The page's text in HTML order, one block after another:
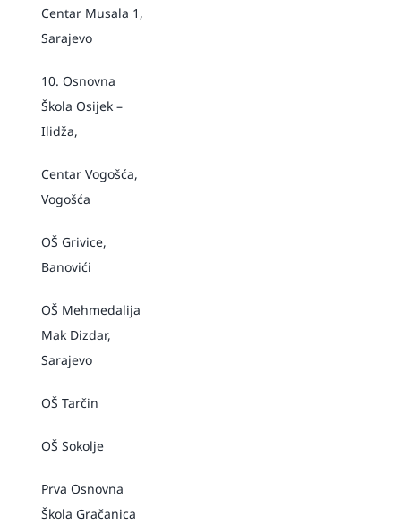
Centar Musala 1,
Sarajevo
10. Osnovna
Škola Osijek –
Ilidža,
Centar Vogošća,
Vogošća
OŠ Grivice,
Banovići
OŠ Mehmedalija
Mak Dizdar,
Sarajevo
OŠ Tarčin
OŠ Sokolje
Prva Osnovna
Škola Gračanica